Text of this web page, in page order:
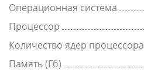
Операционная система
Процессор
Количество ядер процессора
Память (Гб)